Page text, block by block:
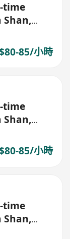
time
Shan,
85/小時
time
Shan,
85/小時
time
Shan,